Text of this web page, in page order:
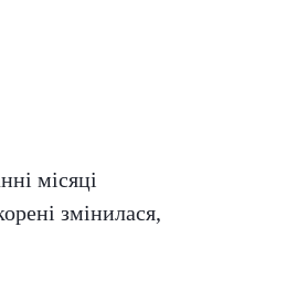
місяці
змінилася,